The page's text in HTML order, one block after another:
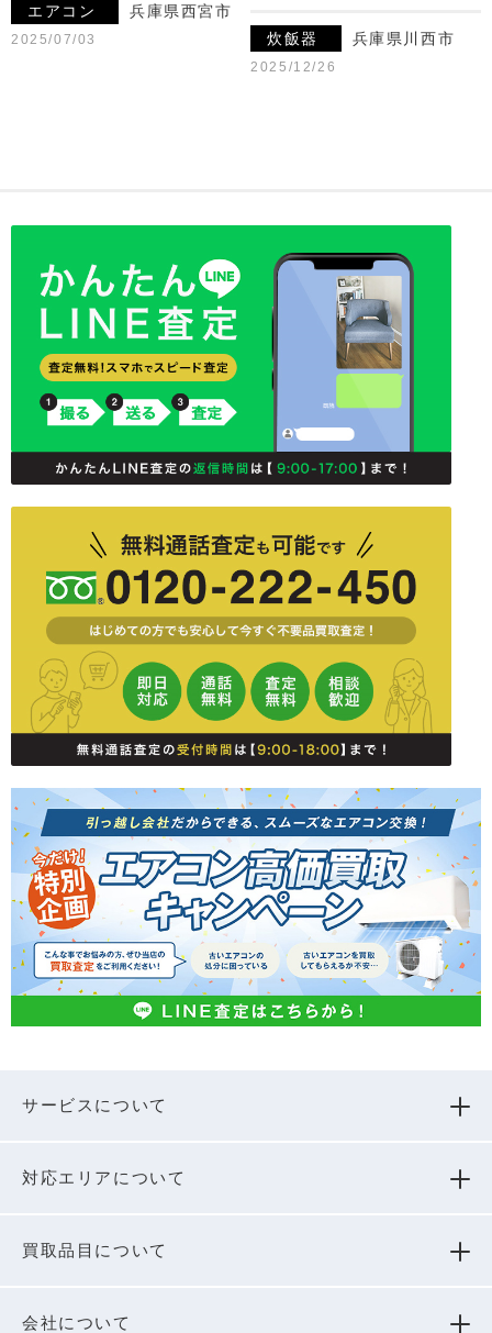
エアコン 兵庫県西宮市
2025/07/03 炊飯器 兵庫県川西市
2025/12/26
サービスについて
対応エリアについて
買取品⽬について
会社について